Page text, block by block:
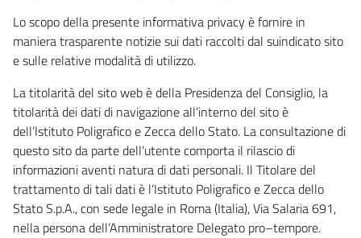
Lo scopo della presente informativa privacy è fornire in
maniera trasparente notizie sui dati raccolti dal suindicato sito
e sulle relative modalità di utilizzo.
La titolarità del sito web è della Presidenza del Consiglio, la
titolarità dei dati di navigazione all’interno del sito è
dell’Istituto Poligrafico e Zecca dello Stato. La consultazione di
questo sito da parte dell’utente comporta il rilascio di
informazioni aventi natura di dati personali. Il Titolare del
trattamento di tali dati è l’Istituto Poligrafico e Zecca dello
Stato S.p.A., con sede legale in Roma (Italia), Via Salaria 691,
nella persona dell’Amministratore Delegato pro–tempore.